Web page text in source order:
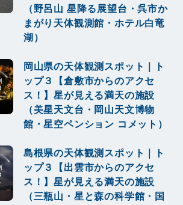
（野呂山 星降る展望台・呉市か
まがり天体観測館・ホテル白竜
湖）
岡山県の天体観測スポット｜ト
ップ３【倉敷市からのアクセ
ス！】星が見える満天の施設
（美星天文台・岡山天文博物
館・星空ペンション コメット）
島根県の天体観測スポット｜ト
ップ３【出雲市からのアクセ
ス！】星が見える満天の施設
（三瓶山・星と森の科学館・国